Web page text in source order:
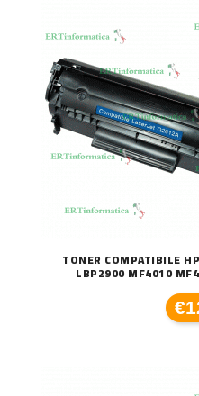
TONER COMPATIBILE
LBP2900 MF4010